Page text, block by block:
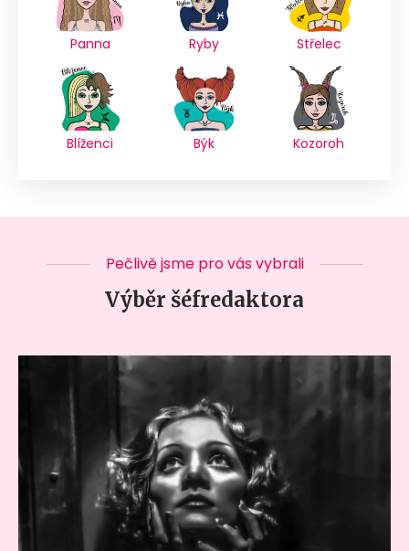
Panna Ryby Střelec
Blíženci Býk Kozoroh
Pečlivě jsme pro vás vybrali
Výběr šéfredaktora